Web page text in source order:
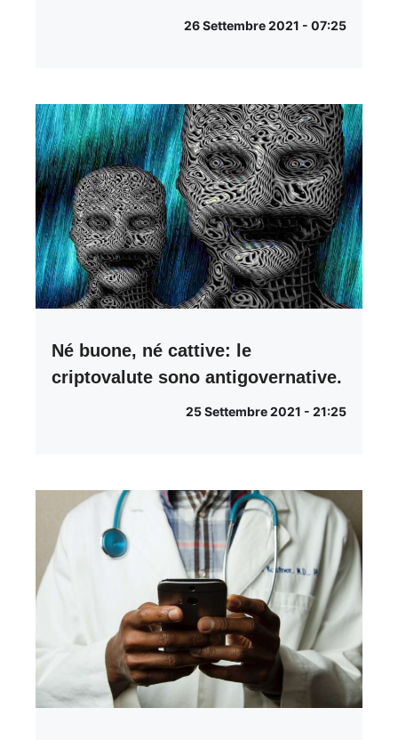
26 Settembre 2021 - 07:25
Né buone, né cattive: le
criptovalute sono antigovernative.
25 Settembre 2021 - 21:25